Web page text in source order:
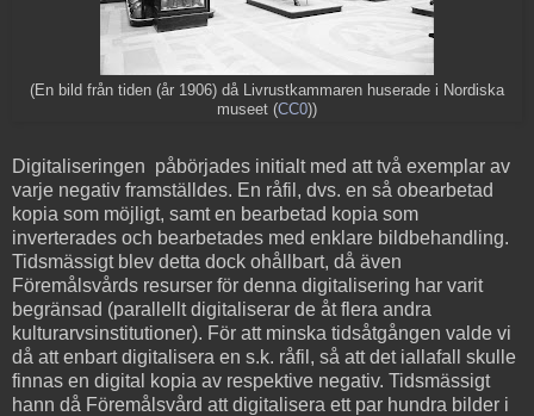
(En bild från tiden (år 1906) då Livrustkammaren huserade i Nordiska
museet (CC0))
Digitaliseringen påbörjades initialt med att två exemplar av
varje negativ framställdes. En råfil, dvs. en så obearbetad
kopia som möjligt, samt en bearbetad kopia som
inverterades och bearbetades med enklare bildbehandling.
Tidsmässigt blev detta dock ohållbart, då även
Föremålsvårds resurser för denna digitalisering har varit
begränsad (parallellt digitaliserar de åt flera andra
kulturarvsinstitutioner). För att minska tidsåtgången valde vi
då att enbart digitalisera en s.k. råfil, så att det iallafall skulle
finnas en digital kopia av respektive negativ. Tidsmässigt
hann då Föremålsvård att digitalisera ett par hundra bilder i